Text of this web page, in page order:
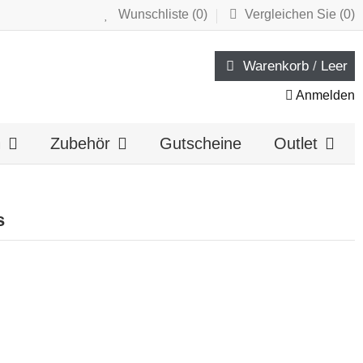
Wunschliste (0) Vergleichen Sie (0)
Warenkorb / Leer
Anmelden
Zubehör Gutscheine Outlet